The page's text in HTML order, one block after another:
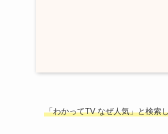
「わかってTV なぜ人気」と検索